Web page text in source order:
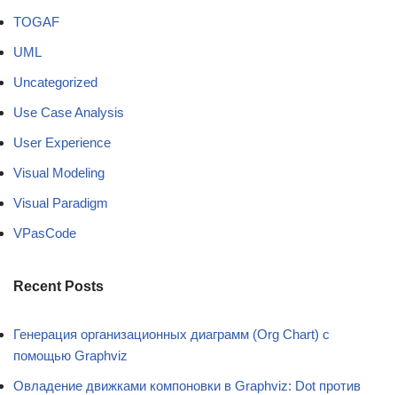
TOGAF
UML
Uncategorized
Use Case Analysis
User Experience
Visual Modeling
Visual Paradigm
VPasCode
Recent Posts
Генерация организационных диаграмм (Org Chart) с
помощью Graphviz
Овладение движками компоновки в Graphviz: Dot против